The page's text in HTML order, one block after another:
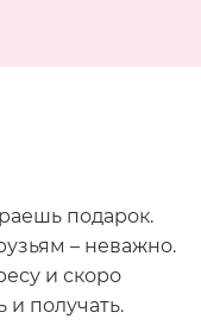
подарок.
– неважно.
и скоро
и получать.